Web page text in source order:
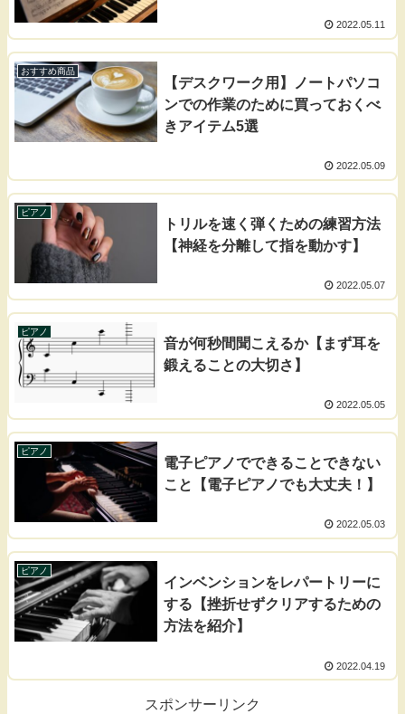
2022.05.11
おすすめ商品
【デスクワーク用】ノートパソコ
ンでの作業のために買っておくべ
きアイテム5選
2022.05.09
ピアノ
トリルを速く弾くための練習方法
【神経を分離して指を動かす】
2022.05.07
ピアノ
音が何秒間聞こえるか【まず耳を
鍛えることの大切さ】
2022.05.05
ピアノ
電子ピアノでできることできない
こと【電子ピアノでも大丈夫！】
2022.05.03
ピアノ
インベンションをレパートリーに
する【挫折せずクリアするための
方法を紹介】
2022.04.19
スポンサーリンク